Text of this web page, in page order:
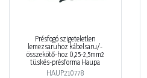
Présfogó szigeteletlen
lemezsaruhoz kábelsaru/-
összekötő-hoz 0,25-2,5mm2
tüskés-présforma Haupa
HAUP210778